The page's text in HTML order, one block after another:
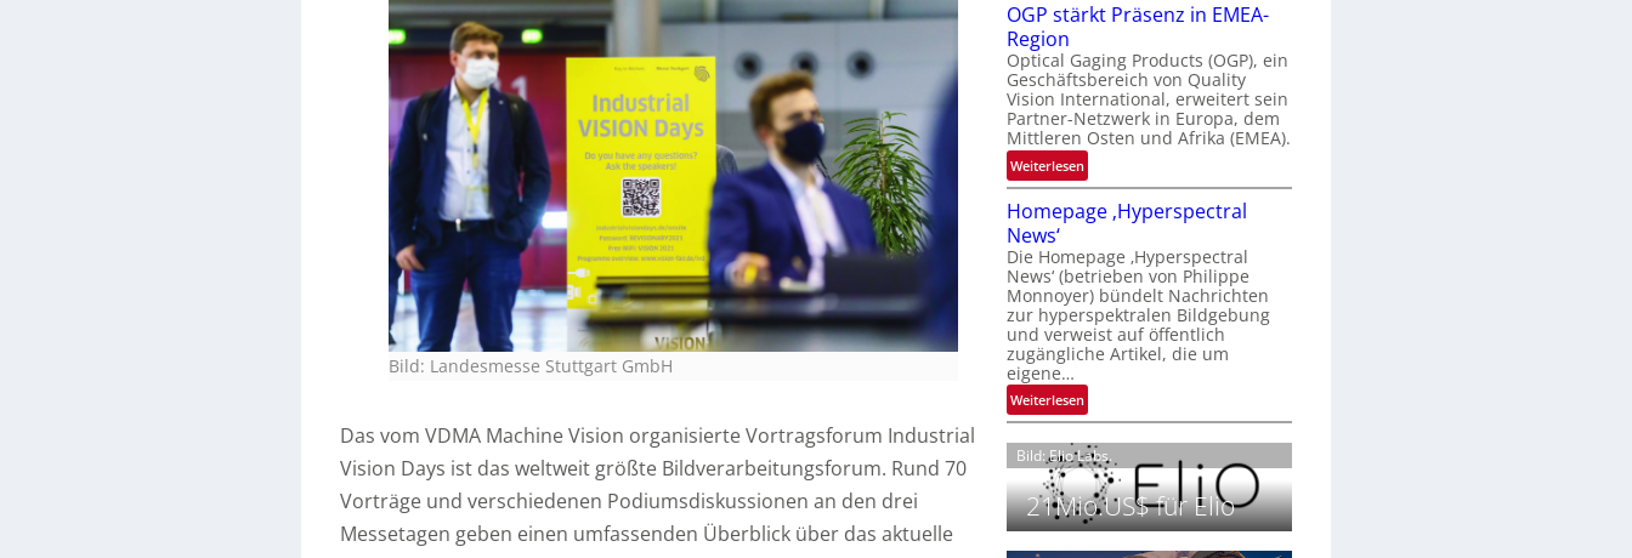
Bild: Landesmesse Stuttgart GmbH
Das vom VDMA Machine Vision organisierte Vortragsforum Industrial
Vision Days ist das weltweit größte Bildverarbeitungsforum. Rund 70
Vorträge und verschiedenen Podiumsdiskussionen an den drei
Messetagen geben einen umfassenden Überblick über das aktuelle
o
a
l
V
i
s
i
n
i
g
h
t
2
0
2
6
l
n
d
o
b
e
t
e
l
i
g
t
s
c
h
a
n
S
e
r
OGP stärkt Präsenz in EMEA-
Region
Optical Gaging Products (OGP), ein
Geschäftsbereich von Quality
Vision International, erweitert sein
Partner-Netzwerk in Europa, dem
Mittleren Osten und Afrika (EMEA).
Weiterlesen:
O
G
s
t
ä
r
k
P
r
ä
s
e
n
z
Homepage ‚Hyperspectral
News‘
Die Homepage ‚Hyperspectral
News‘ (betrieben von Philippe
Monnoyer) bündelt Nachrichten
zur hyperspektralen Bildgebung
und verweist auf öffentlich
zugängliche Artikel, die um
eigene…
Weiterlesen:
H
o
m
e
p
a
Bild: Elio Labs.
21Mio.US$ für Elio